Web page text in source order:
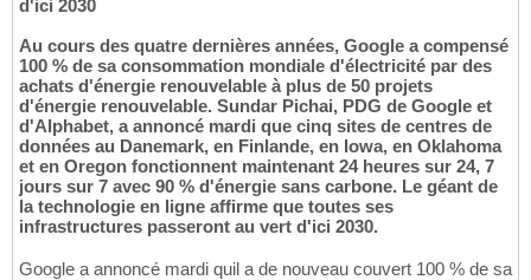
d'ici 2030
Au cours des quatre dernières années, Google a compensé
100 % de sa consommation mondiale d'électricité par des
achats d'énergie renouvelable à plus de 50 projets
d'énergie renouvelable. Sundar Pichai, PDG de Google et
d'Alphabet, a annoncé mardi que cinq sites de centres de
données au Danemark, en Finlande, en Iowa, en Oklahoma
et en Oregon fonctionnent maintenant 24 heures sur 24, 7
jours sur 7 avec 90 % d'énergie sans carbone. Le géant de
la technologie en ligne affirme que toutes ses
infrastructures passeront au vert d'ici 2030.
Google a annoncé mardi quil a de nouveau couvert 100 % de sa